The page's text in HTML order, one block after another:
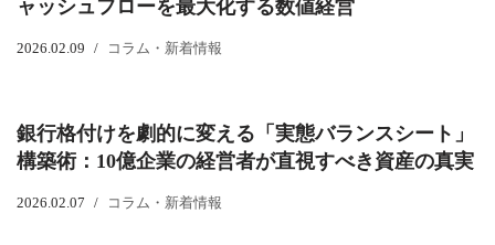
ャッシュフローを最大化する数値経営
2026.02.09 コラム・新着情報
銀行格付けを劇的に変える「実態バランスシート」
構築術：10億企業の経営者が直視すべき資産の真実
2026.02.07 コラム・新着情報